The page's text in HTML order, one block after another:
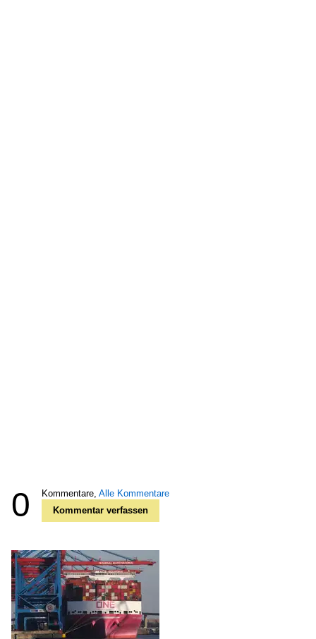
0 Kommentare, Alle Kommentare
Kommentar verfassen